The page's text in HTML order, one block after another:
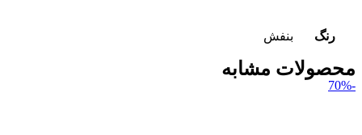
رنگ بنفش
محصولات مشابه
-70%